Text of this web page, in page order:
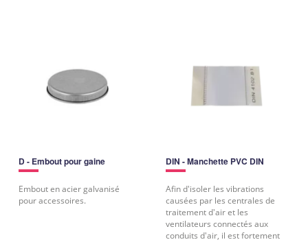
D - Embout pour gaine
Embout en acier galvanisé
pour accessoires.
DIN - Manchette PVC DIN
Afin d'isoler les vibrations
causées par les centrales de
traitement d'air et les
ventilateurs connectés aux
conduits d'air, il est fortement